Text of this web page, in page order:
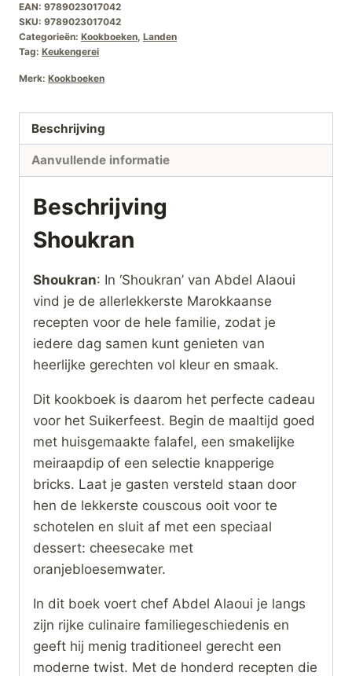
EAN: 9789023017042
SKU: 9789023017042
Categorieën: Kookboeken, Landen
Tag: Keukengerei
Merk: Kookboeken
Beschrijving
Aanvullende informatie
Beschrijving
Shoukran
Shoukran: In ‘Shoukran’ van Abdel Alaoui
vind je de allerlekkerste Marokkaanse
recepten voor de hele familie, zodat je
iedere dag samen kunt genieten van
heerlijke gerechten vol kleur en smaak.
Dit kookboek is daarom het perfecte cadeau
voor het Suikerfeest. Begin de maaltijd goed
met huisgemaakte falafel, een smakelijke
meiraapdip of een selectie knapperige
bricks. Laat je gasten versteld staan door
hen de lekkerste couscous ooit voor te
schotelen en sluit af met een speciaal
dessert: cheesecake met
oranjebloesemwater.
In dit boek voert chef Abdel Alaoui je langs
zijn rijke culinaire familiegeschiedenis en
geeft hij menig traditioneel gerecht een
moderne twist. Met de honderd recepten die